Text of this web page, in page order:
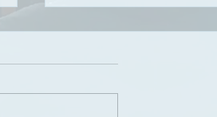
하나님의 마음을 읽
날짜: 7/19/2026 제목: 하나